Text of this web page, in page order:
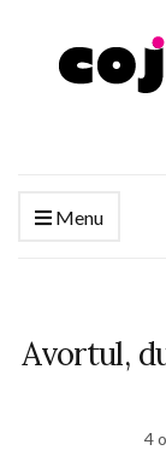
Menu
Avortul,
4